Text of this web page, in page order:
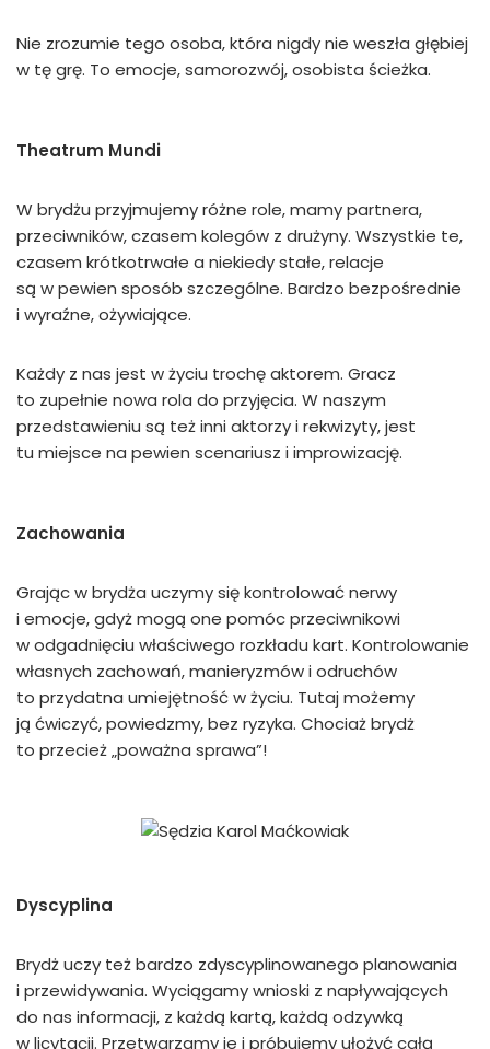
Nie zrozumie tego osoba, która nigdy nie weszła głębiej
w tę grę. To emocje, samorozwój, osobista ścieżka.
Theatrum Mundi
W brydżu przyjmujemy różne role, mamy partnera,
przeciwników, czasem kolegów z drużyny. Wszystkie te,
czasem krótkotrwałe a niekiedy stałe, relacje
są w pewien sposób szczególne. Bardzo bezpośrednie
i wyraźne, ożywiające.
Każdy z nas jest w życiu trochę aktorem. Gracz
to zupełnie nowa rola do przyjęcia. W naszym
przedstawieniu są też inni aktorzy i rekwizyty, jest
tu miejsce na pewien scenariusz i improwizację.
Zachowania
Grając w brydża uczymy się kontrolować nerwy
i emocje, gdyż mogą one pomóc przeciwnikowi
w odgadnięciu właściwego rozkładu kart. Kontrolowanie
własnych zachowań, manieryzmów i odruchów
to przydatna umiejętność w życiu. Tutaj możemy
ją ćwiczyć, powiedzmy, bez ryzyka. Chociaż brydż
to przecież „poważna sprawa”!
Dyscyplina
Brydż uczy też bardzo zdyscyplinowanego planowania
i przewidywania. Wyciągamy wnioski z napływających
do nas informacji, z każdą kartą, każdą odzywką
w licytacji. Przetwarzamy je i próbujemy ułożyć całą